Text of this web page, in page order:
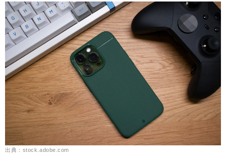
出典：stock.adobe.com